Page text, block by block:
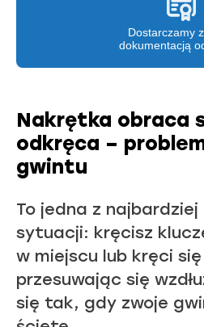
Dostarczamy
dokumentacją
Nakrętka obraca
odkręca –
gwintu
To jedna z
sytuacji: kręcisz
w miejscu lub kręci się
przesuwając się
się tak, gdy zwoje